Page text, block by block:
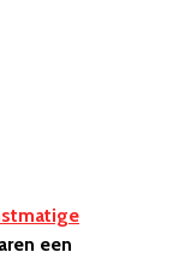
een